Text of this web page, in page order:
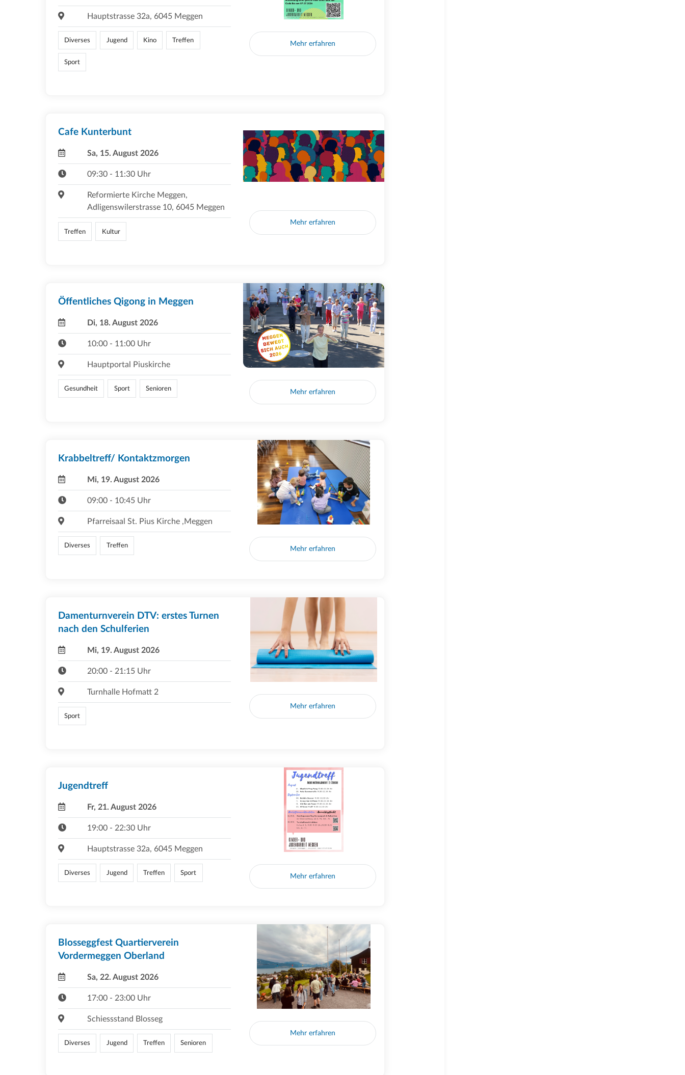
Hauptstrasse 32a, 6045 Meggen
Diverses Jugend Kino Treffen
Sport
Mehr erfahren
Cafe Kunterbunt
Sa, 15. August 2026
09:30 - 11:30 Uhr
Reformierte Kirche Meggen,
Adligenswilerstrasse 10, 6045 Meggen
Treffen Kultur
Mehr erfahren
Öffentliches Qigong in Meggen
Di, 18. August 2026
10:00 - 11:00 Uhr
Hauptportal Piuskirche
Gesundheit Sport Senioren Mehr erfahren
Krabbeltreff/ Kontaktzmorgen
Mi, 19. August 2026
09:00 - 10:45 Uhr
Pfarreisaal St. Pius Kirche ,Meggen
Diverses Treffen Mehr erfahren
Damenturnverein DTV: erstes Turnen
nach den Schulferien
Mi, 19. August 2026
20:00 - 21:15 Uhr
Turnhalle Hofmatt 2
Sport
Mehr erfahren
Jugendtreff
Fr, 21. August 2026
19:00 - 22:30 Uhr
Hauptstrasse 32a, 6045 Meggen
Diverses Jugend Treffen Sport Mehr erfahren
Blosseggfest Quartierverein
Vordermeggen Oberland
Sa, 22. August 2026
17:00 - 23:00 Uhr
Schiessstand Blosseg
Diverses Jugend Treffen Senioren
Mehr erfahren